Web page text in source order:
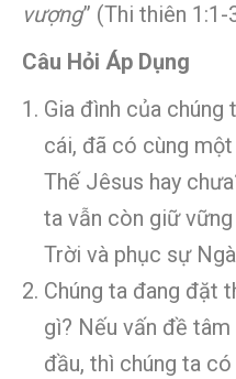
vượng” (Thi thiên 1:1-
Câu Hỏi Áp Dụng
Gia đình của
cái, đã có cùng
Thế Jêsus hay
ta vẫn còn giữ
Trời và phục sự
Chúng ta đang đặt
gì? Nếu vấn đề
đầu, thì chúng ta